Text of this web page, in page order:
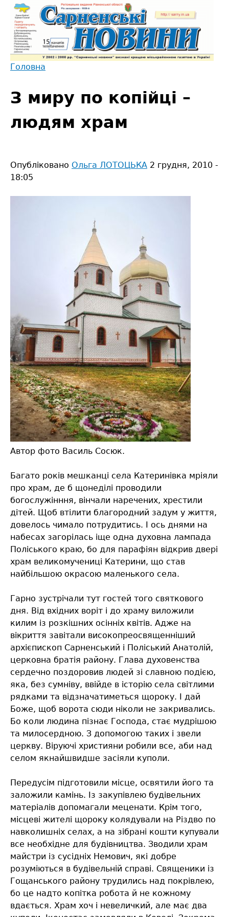
Jump
navigation
є
тут
Головна
to
top
З миру по копійці –
людям храм
Опубліковано Ольга ЛОТОЦЬКА 2 грудня, 2010 -
18:05
Автор фото Василь Сосюк.
Багато років мешканці села Катеринівка мріяли
про храм, де б щонеділі проводили
богослужінння, вінчали наречених, хрестили
дітей. Щоб втілити благородний задум у життя,
довелось чимало потрудитись. І ось днями на
набесах загорілась іще одна духовна лампада
Поліського краю, бо для парафіян відкрив двері
храм великомучениці Катерини, що став
найбільшою окрасою маленького села.
Гарно зустрічали тут гостей того святкового
дня. Від вхідних воріт і до храму виложили
килим із розкішних осінніх квітів. Адже на
вікриття завітали високопреосвященніший
архієпископ Сарненський і Поліський Анатолій,
церковна братія району. Глава духовенства
сердечно поздоровив людей зі славною подією,
яка, без сумніву, ввійде в історію села світлими
рядками та відзначатиметься щороку. І дай
Боже, щоб ворота сюди ніколи не закривались.
Бо коли людина пізнає Господа, стає мудрішою
та милосердною. З допомогою таких і звели
церкву. Віруючі християни робили все, аби над
селом якнайшвидше засіяли куполи.
Передусім підготовили місце, освятили його та
заложили камінь. Із закупівлею будівельних
матеріалів допомагали меценати. Крім того,
місцеві жителі щороку колядували на Різдво по
навколишніх селах, а на зібрані кошти купували
все необхідне для будівництва. Зводили храм
майстри із сусідніх Немович, які добре
розуміються в будівельній справі. Священики із
Гощанського району трудились над покрівлею,
бо це надто копітка робота й не кожному
вдається. Храм хоч і невеличкий, але має два